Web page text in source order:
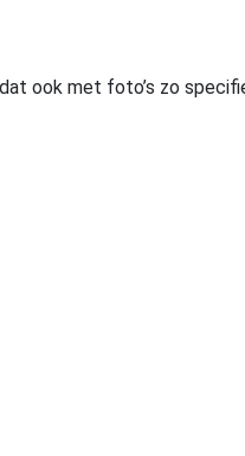
ook met foto’s zo